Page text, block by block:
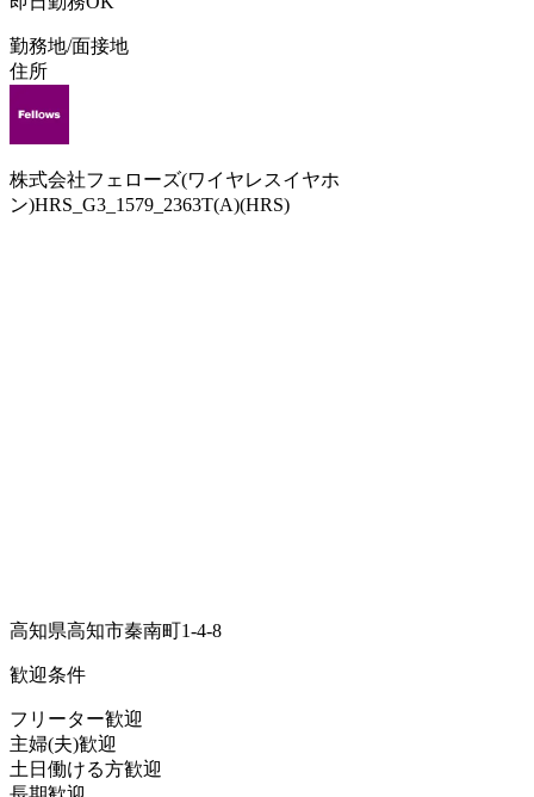
勤務地/面接地
住所
株式会社フェローズ(ワイヤレスイヤホ
ン)HRS_G3_1579_2363T(A)(HRS)
高知県高知市秦南町1-4-8
歓迎条件
フリーター歓迎
主婦(夫)歓迎
土日働ける方歓迎